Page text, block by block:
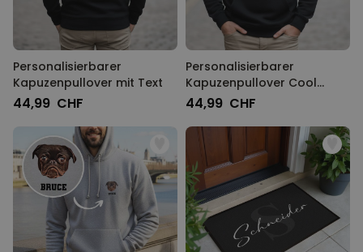
Personalisierbarer
Kapuzenpullover mit Text
44,99 CHF
Personalisierbarer
Kapuzenpullover Cool
Moms & Dads Club
44,99 CHF